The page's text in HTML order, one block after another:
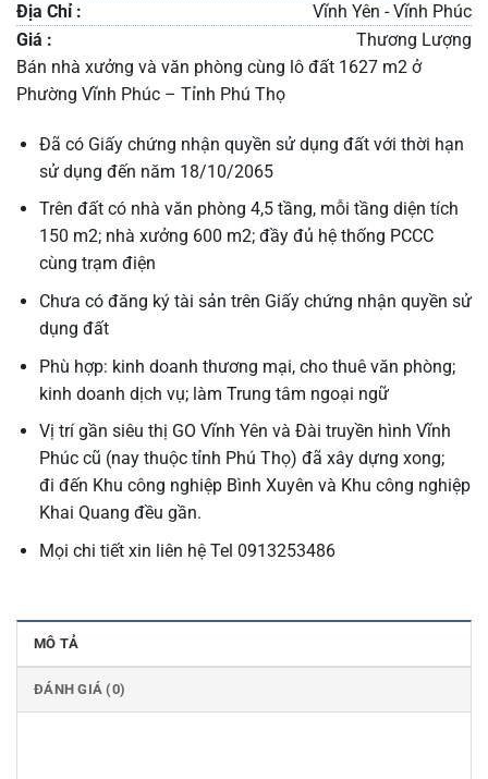
Địa Chỉ :
Vĩnh Yên - Vĩnh Phúc
Giá :
Thương Lượng
Bán nhà xưởng và văn phòng cùng lô đất 1627 m2 ở
Phường Vĩnh Phúc – Tỉnh Phú Thọ
Đã có Giấy chứng nhận quyền sử dụng đất với thời hạn
sử dụng đến năm 18/10/2065
Trên đất có nhà văn phòng 4,5 tầng, mỗi tầng diện tích
150 m2; nhà xưởng 600 m2; đầy đủ hệ thống PCCC
cùng trạm điện
Chưa có đăng ký tài sản trên Giấy chứng nhận quyền sử
dụng đất
Phù hợp: kinh doanh thương mại, cho thuê văn phòng;
kinh doanh dịch vụ; làm Trung tâm ngoại ngữ
Vị trí gần siêu thị GO Vĩnh Yên và Đài truyền hình Vĩnh
Phúc cũ (nay thuộc tỉnh Phú Thọ) đã xây dựng xong;
đi đến Khu công nghiệp Bình Xuyên và Khu công nghiệp
Khai Quang đều gần.
Mọi chi tiết xin liên hệ Tel 0913253486
MÔ TẢ
ĐÁNH GIÁ (0)